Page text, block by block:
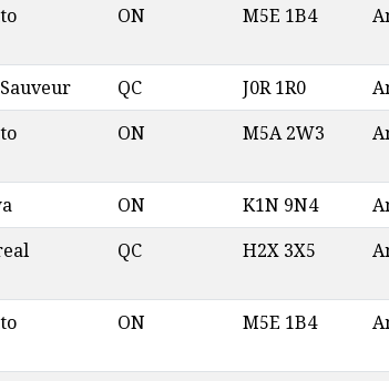
ON M5E 1B4
QC J0R 1R0
ON M5A 2W3
ON K1N 9N4
QC H2X 3X5
ON M5E 1B4